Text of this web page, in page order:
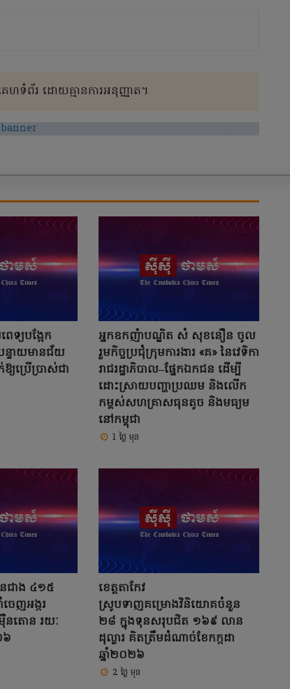
ហទំព័រ ដោយគ្មានការអនុញ្ញាត។
េទ្យបង្អែក
បន្ទាយមានជ័យ
យប្រើប្រាស់ជា
អ្នកឧកញ៉ាបណ្ឌិត សំ សុខនឿន ចូល
រួមកិច្ចប្រជុំក្រុមការងារ «គ» នៃវេទិកា
រាជរដ្ឋាភិបាល–ផ្នែកឯកជន ដើម្បី
ដោះស្រាយបញ្ហាប្រឈម និងលើក
កម្ពស់សហគ្រាសធុនតូច និងមធ្យម
នៅកម្ពុជា
1 ថ្ងៃ មុន
ជាង ៤១៥
ចេញអង្ករ
តោន រយៈ
៦
ខេត្តតាកែវ
ស្រូបទាញគម្រោងវិនិយោគចំនួន
២៨ ក្នុងទុនសរុបជិត ១៦៩ លាន
ដុល្លារ គិតត្រឹមដំណាច់ខែកក្កដា
ឆ្នាំ២០២៦
2 ថ្ងៃ មុន